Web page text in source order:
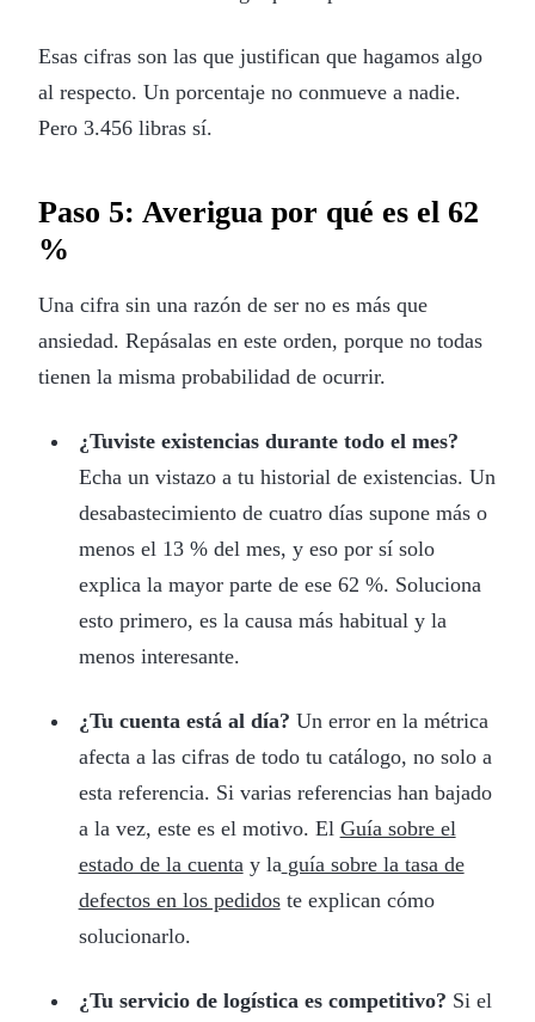
Esas cifras son las que justifican que hagamos algo
al respecto. Un porcentaje no conmueve a nadie.
Pero 3.456 libras sí.
Paso 5: Averigua por qué es el 62
%
Una cifra sin una razón de ser no es más que
ansiedad. Repásalas en este orden, porque no todas
tienen la misma probabilidad de ocurrir.
¿Tuviste existencias durante todo el mes?
Echa un vistazo a tu historial de existencias. Un
desabastecimiento de cuatro días supone más o
menos el 13 % del mes, y eso por sí solo
explica la mayor parte de ese 62 %. Soluciona
esto primero, es la causa más habitual y la
menos interesante.
¿Tu cuenta está al día? Un error en la métrica
afecta a las cifras de todo tu catálogo, no solo a
esta referencia. Si varias referencias han bajado
a la vez, este es el motivo. El Guía sobre el
estado de la cuenta y la guía sobre la tasa de
defectos en los pedidoste explican cómo
solucionarlo.
¿Tu servicio de logística es competitivo? Si el